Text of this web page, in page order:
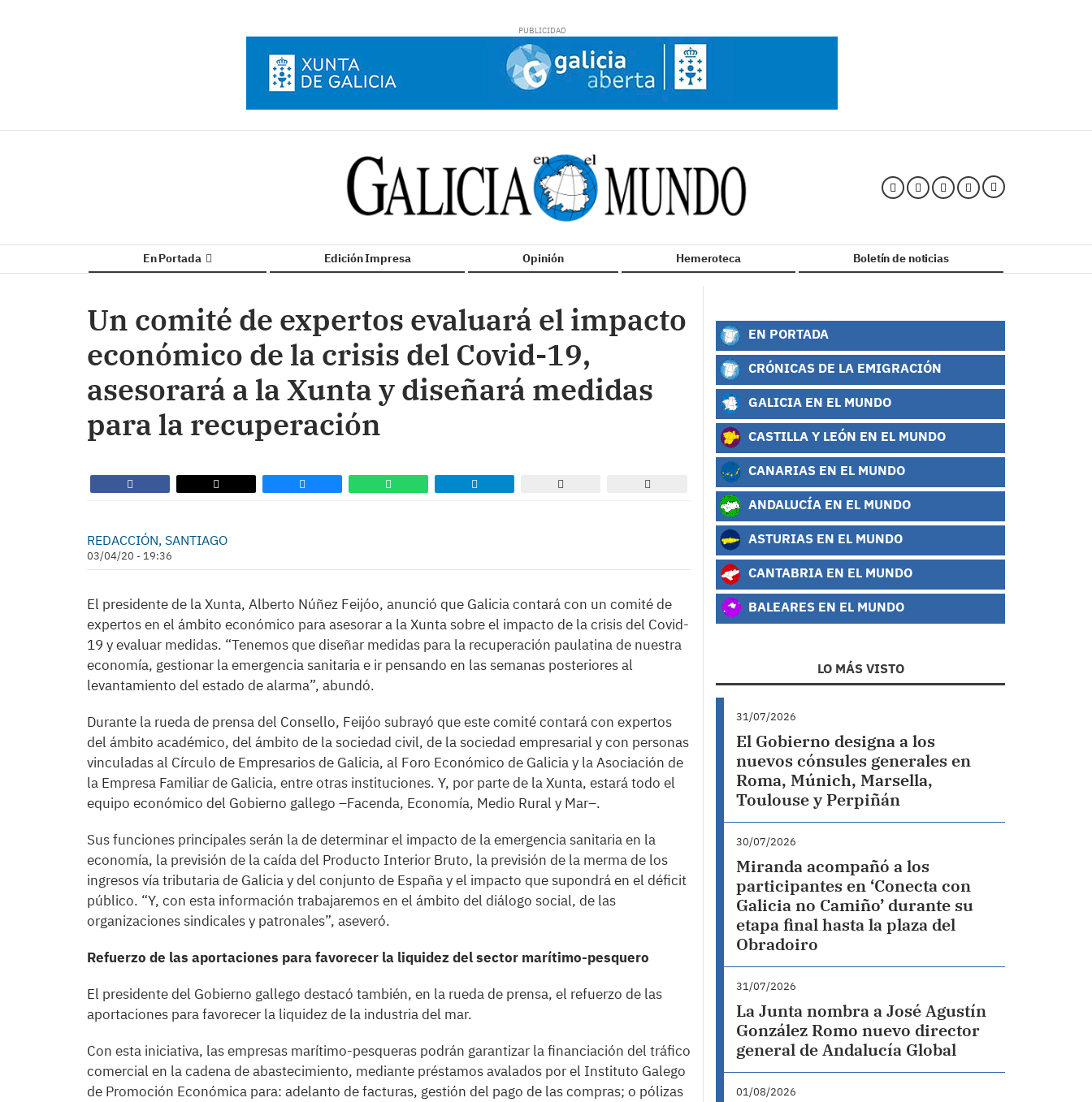
En Portada Edición Impresa Opinión Hemeroteca Boletín de noticias
Un comité de expertos evaluará el impacto
económico de la crisis del Covid-19,
asesorará a la Xunta y diseñará medidas
para la recuperación
REDACCIÓN, SANTIAGO
03/04/20 - 19:36
El presidente de la Xunta, Alberto Núñez Feijóo, anunció que Galicia contará con un comité de
expertos en el ámbito económico para asesorar a la Xunta sobre el impacto de la crisis del Covid-
19 y evaluar medidas. “Tenemos que diseñar medidas para la recuperación paulatina de nuestra
economía, gestionar la emergencia sanitaria e ir pensando en las semanas posteriores al
levantamiento del estado de alarma”, abundó.
Durante la rueda de prensa del Consello, Feijóo subrayó que este comité contará con expertos
del ámbito académico, del ámbito de la sociedad civil, de la sociedad empresarial y con personas
vinculadas al Círculo de Empresarios de Galicia, al Foro Económico de Galicia y la Asociación de
la Empresa Familiar de Galicia, entre otras instituciones. Y, por parte de la Xunta, estará todo el
equipo económico del Gobierno gallego –Facenda, Economía, Medio Rural y Mar–.
Sus funciones principales serán la de determinar el impacto de la emergencia sanitaria en la
economía, la previsión de la caída del Producto Interior Bruto, la previsión de la merma de los
ingresos vía tributaria de Galicia y del conjunto de España y el impacto que supondrá en el déficit
público. “Y, con esta información trabajaremos en el ámbito del diálogo social, de las
organizaciones sindicales y patronales”, aseveró.
Refuerzo de las aportaciones para favorecer la liquidez del sector marítimo-pesquero
El presidente del Gobierno gallego destacó también, en la rueda de prensa, el refuerzo de las
aportaciones para favorecer la liquidez de la industria del mar.
Con esta iniciativa, las empresas marítimo-pesqueras podrán garantizar la financiación del tráfico
comercial en la cadena de abastecimiento, mediante préstamos avalados por el Instituto Galego
de Promoción Económica para: adelanto de facturas, gestión del pago de las compras; o pólizas
EN PORTADA
CRÓNICAS DE LA EMIGRACIÓN
GALICIA EN EL MUNDO
CASTILLA Y LEÓN EN EL MUNDO
CANARIAS EN EL MUNDO
ANDALUCÍA EN EL MUNDO
ASTURIAS EN EL MUNDO
CANTABRIA EN EL MUNDO
BALEARES EN EL MUNDO
LO MÁS VISTO
31/07/2026
El Gobierno designa a los
nuevos cónsules generales en
Roma, Múnich, Marsella,
Toulouse y Perpiñán
30/07/2026
Miranda acompañó a los
participantes en ‘Conecta con
Galicia no Camiño’ durante su
etapa final hasta la plaza del
Obradoiro
31/07/2026
La Junta nombra a José Agustín
González Romo nuevo director
general de Andalucía Global
01/08/2026